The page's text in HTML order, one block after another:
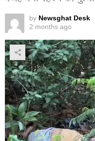
by Newsghat Desk
2 months ago